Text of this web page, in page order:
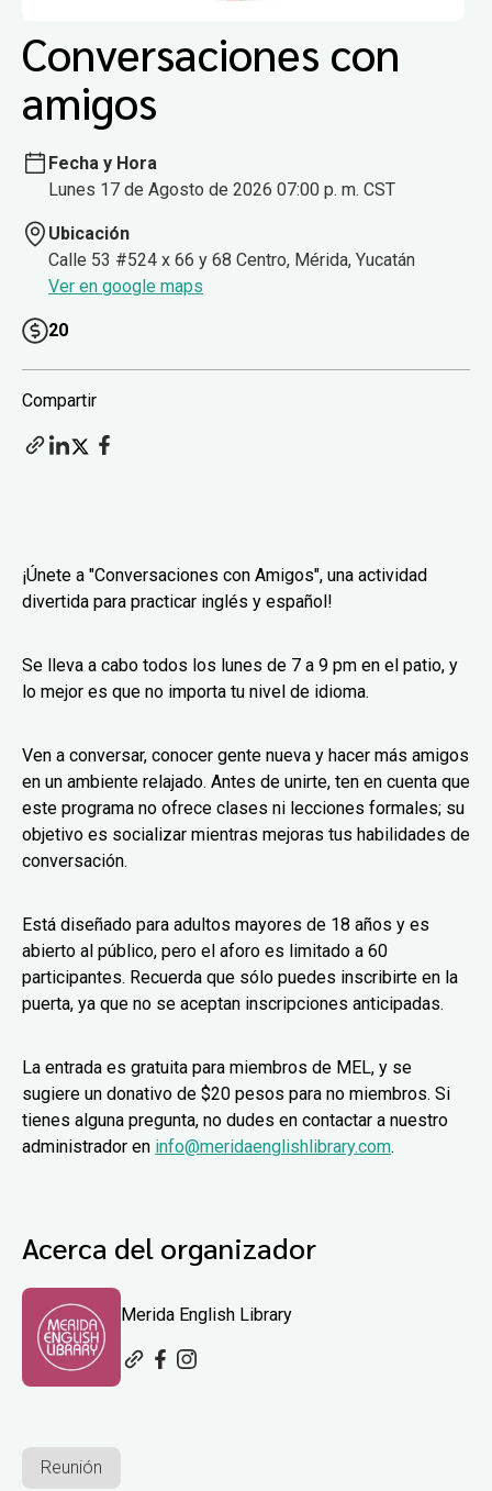
Conversaciones con
amigos
Fecha y Hora
Lunes 17 de Agosto de 2026 07:00 p. m. CST
Ubicación
Calle 53 #524 x 66 y 68 Centro, Mérida, Yucatán
Ver en google maps
20
Compartir
¡Únete a "Conversaciones con Amigos", una actividad
divertida para practicar inglés y español!
Se lleva a cabo todos los lunes de 7 a 9 pm en el patio, y
lo mejor es que no importa tu nivel de idioma.
Ven a conversar, conocer gente nueva y hacer más amigos
en un ambiente relajado. Antes de unirte, ten en cuenta que
este programa no ofrece clases ni lecciones formales; su
objetivo es socializar mientras mejoras tus habilidades de
conversación.
Está diseñado para adultos mayores de 18 años y es
abierto al público, pero el aforo es limitado a 60
participantes. Recuerda que sólo puedes inscribirte en la
puerta, ya que no se aceptan inscripciones anticipadas.
La entrada es gratuita para miembros de MEL, y se
sugiere un donativo de $20 pesos para no miembros. Si
tienes alguna pregunta, no dudes en contactar a nuestro
administrador en info@meridaenglishlibrary.com.
Acerca del organizador
Merida English Library
Reunión